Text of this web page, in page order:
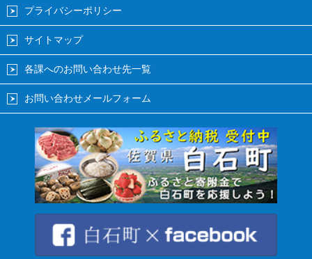
プライバシーポリシー
サイトマップ
各課へのお問い合わせ先一覧
お問い合わせメールフォーム